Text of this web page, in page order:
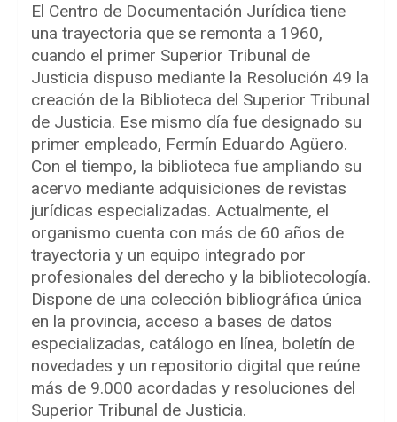
El Centro de Documentación Jurídica tiene
una trayectoria que se remonta a 1960,
cuando el primer Superior Tribunal de
Justicia dispuso mediante la Resolución 49 la
creación de la Biblioteca del Superior Tribunal
de Justicia. Ese mismo día fue designado su
primer empleado, Fermín Eduardo Agüero.
Con el tiempo, la biblioteca fue ampliando su
acervo mediante adquisiciones de revistas
jurídicas especializadas. Actualmente, el
organismo cuenta con más de 60 años de
trayectoria y un equipo integrado por
profesionales del derecho y la bibliotecología.
Dispone de una colección bibliográfica única
en la provincia, acceso a bases de datos
especializadas, catálogo en línea, boletín de
novedades y un repositorio digital que reúne
más de 9.000 acordadas y resoluciones del
Superior Tribunal de Justicia.